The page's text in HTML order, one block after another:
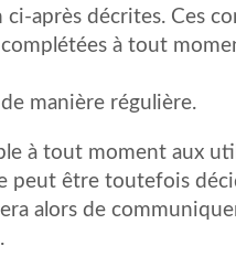
après décrites. Ces
à tout
manière régulière.
à tout moment aux
peut être toutefois
alors de